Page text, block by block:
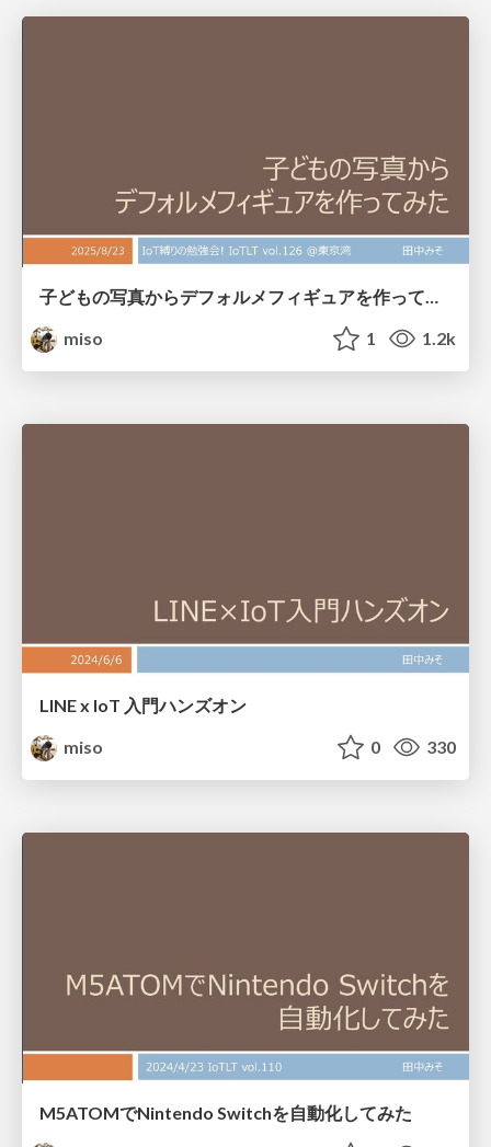
子どもの写真からデフォルメフィギュアを作ってみた
miso
1 1.2k
LINE x IoT 入門ハンズオン
miso
0 330
M5ATOMでNintendo Switchを自動化してみた